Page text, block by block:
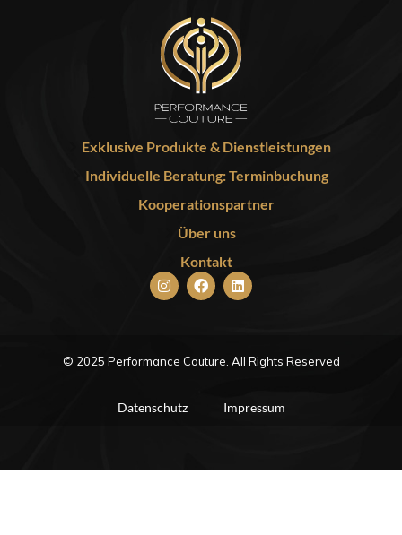
Exklusive Produkte & Dienstleistungen
Individuelle Beratung: Terminbuchung
Kooperationspartner
Über uns
Kontakt
© 2025 Performance Couture. All Rights Reserved
Datenschutz Impressum